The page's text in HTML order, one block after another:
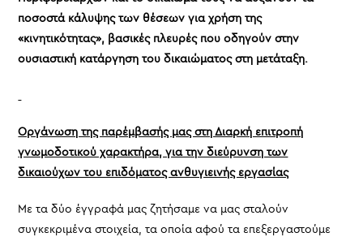
ποσοστά κάλυψης των θέσεων για χρήση της
«κινητικότητας», βασικές πλευρές που οδηγούν στην
ουσιαστική κατάργηση του δικαιώματος στη μετάταξη.
Οργάνωση της παρέμβασής μας στη Διαρκή επιτροπή
γνωμοδοτικού χαρακτήρα, για την διεύρυνση των
δικαιούχων του επιδόματος ανθυγιεινής εργασίας
Με τα δύο έγγραφά μας ζητήσαμε να μας σταλούν
συγκεκριμένα στοιχεία, τα οποία αφού τα επεξεργαστούμε